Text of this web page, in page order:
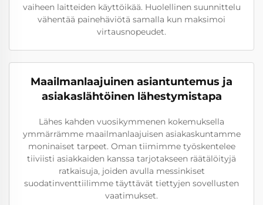
vaiheen laitteiden käyttöikää. Huolellinen suunnittelu
vähentää painehäviötä samalla kun maksimoi
virtausnopeudet.
Maailmanlaajuinen asiantuntemus ja
asiakaslähtöinen lähestymistapa
Lähes kahden vuosikymmenen kokemuksella
ymmärrämme maailmanlaajuisen asiakaskuntamme
moninaiset tarpeet. Oman tiimimme työskentelee
tiiviisti asiakkaiden kanssa tarjotakseen räätälöityjä
ratkaisuja, joiden avulla messinkiset
suodatinventtiilimme täyttävät tiettyjen sovellusten
vaatimukset.